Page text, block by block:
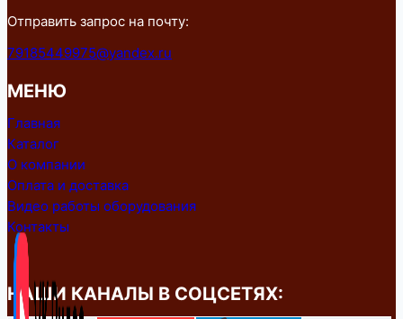
Отправить запрос на почту:
79185449975@yandex.ru
МЕНЮ
Главная
Каталог
О компании
Оплата и доставка
Видео работы оборудования
Контакты
НАШИ КАНАЛЫ В СОЦСЕТЯХ: